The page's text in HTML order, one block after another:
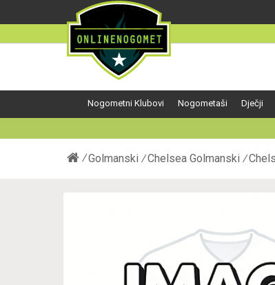
Nogometni Klubovi Nogometaši Dječji
Golmanski Chelsea Golmanski